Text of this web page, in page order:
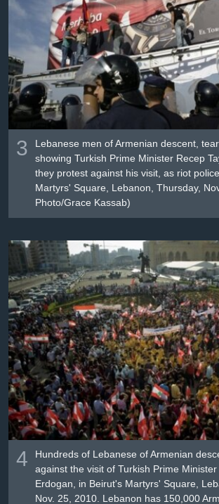
3
Lebanese men of Armenian descent,
showing Turkish Prime Minister Recep
they protest against his visit, as riot
Martyrs' Square, Lebanon, Thursday,
Photo/Grace Kassab)
4
Hundreds of Lebanese of Armenian
against the visit of Turkish Prime
Erdogan, in Beirut's Martyrs' Square,
Nov. 25, 2010. Lebanon has 150,000